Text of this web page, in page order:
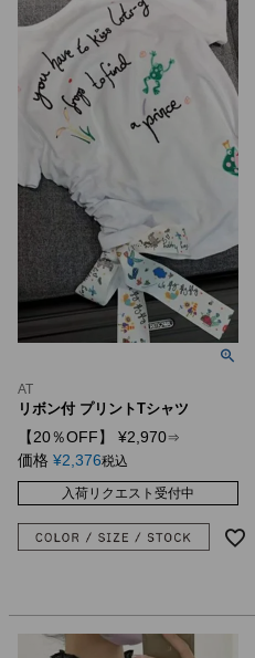
AT
リボン付 プリントTシャツ
【20％OFF】 ¥2,970⇒
価格 ¥2,376税込
入荷リクエスト受付中